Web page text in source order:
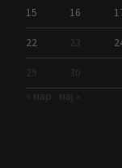
15 16
22 23
29
30
« мар
мај »